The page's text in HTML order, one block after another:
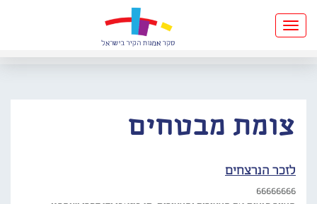
Toggle
navigation
צומת מבטחים
לזכר הנרצחים
66666666